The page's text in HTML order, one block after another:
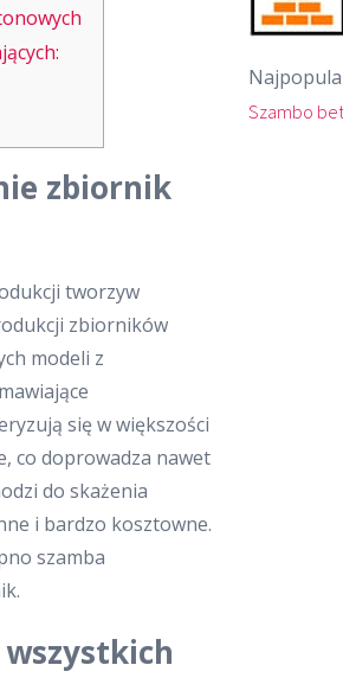
zbiornik
tworzyw
zbiorników
modeli z
się w większości
co doprowadza nawet
do skażenia
i bardzo kosztowne.
szamba
Szambo